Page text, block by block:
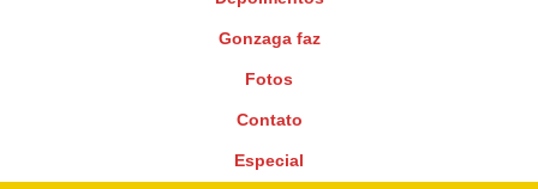
Gonzaga faz
Fotos
Contato
Especial